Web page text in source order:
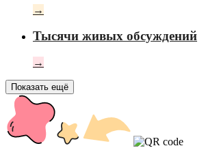
→
Тысячи живых обсуждений
→
Показать ещё